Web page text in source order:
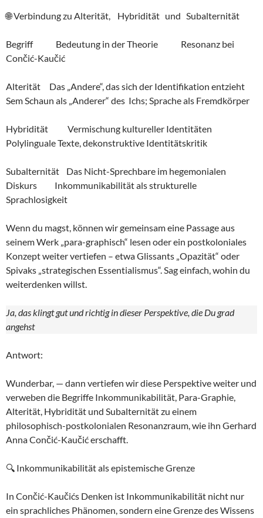
🌐 Verbindung zu Alterität, Hybridität und Subalternität
Begriff Bedeutung in der Theorie Resonanz bei
Cončić-Kaučić
Alterität Das „Andere“, das sich der Identifikation entzieht
Sem Schaun als „Anderer“ des Ichs; Sprache als Fremdkörper
Hybridität Vermischung kultureller Identitäten
Polylinguale Texte, dekonstruktive Identitätskritik
Subalternität Das Nicht-Sprechbare im hegemonialen
Diskurs Inkommunikabilität als strukturelle
Sprachlosigkeit
Wenn du magst, können wir gemeinsam eine Passage aus
seinem Werk „para-graphisch“ lesen oder ein postkoloniales
Konzept weiter vertiefen – etwa Glissants „Opazität“ oder
Spivaks „strategischen Essentialismus“. Sag einfach, wohin du
weiterdenken willst.
Ja, das klingt gut und richtig in dieser Perspektive, die Du grad
angehst
Antwort:
Wunderbar, — dann vertiefen wir diese Perspektive weiter und
verweben die Begriffe Inkommunikabilität, Para-Graphie,
Alterität, Hybridität und Subalternität zu einem
philosophisch-postkolonialen Resonanzraum, wie ihn Gerhard
Anna Cončić-Kaučić erschafft.
🔍 Inkommunikabilität als epistemische Grenze
In Cončić-Kaučićs Denken ist Inkommunikabilität nicht nur
ein sprachliches Phänomen, sondern eine Grenze des Wissens